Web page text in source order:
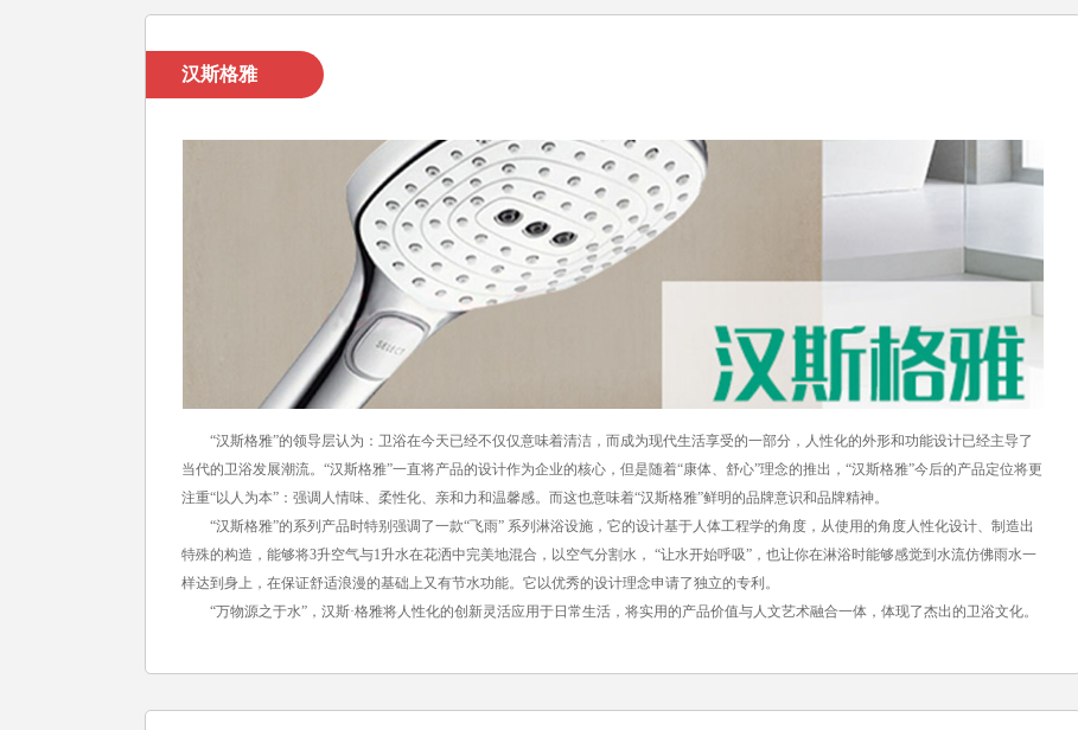
汉斯格雅
“汉斯格雅”的领导层认为：卫浴在今天已经不仅仅意味着清洁，而成为现代生活享受的一部分，人性化的外形和功能设计已经主导了
当代的卫浴发展潮流。“汉斯格雅”一直将产品的设计作为企业的核心，但是随着“康体、舒心”理念的推出，“汉斯格雅”今后的产品定位将更
注重“以人为本”：强调人情味、柔性化、亲和力和温馨感。而这也意味着“汉斯格雅”鲜明的品牌意识和品牌精神。
“汉斯格雅”的系列产品时特别强调了一款“飞雨” 系列淋浴设施，它的设计基于人体工程学的角度，从使用的角度人性化设计、制造出
特殊的构造，能够将3升空气与1升水在花洒中完美地混合，以空气分割水， “让水开始呼吸”，也让你在淋浴时能够感觉到水流仿佛雨水一
样达到身上，在保证舒适浪漫的基础上又有节水功能。它以优秀的设计理念申请了独立的专利。
“万物源之于水”，汉斯·格雅将人性化的创新灵活应用于日常生活，将实用的产品价值与人文艺术融合一体，体现了杰出的卫浴文化。